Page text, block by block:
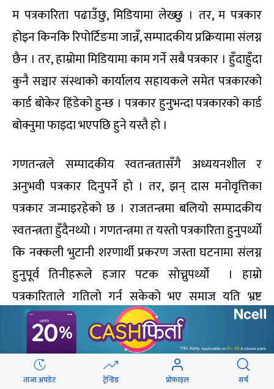
म पत्रकारिता पढाउँछु, मिडियामा लेख्छु । तर, म पत्रकार
होइन किनकि रिपोर्टिङमा जान्नँ, सम्पादकीय प्रक्रियामा संलग्न
छैन । तर, हाम्रोमा मिडियामा काम गर्ने सबै पत्रकार । हुँदाहुँदा
कुनै सञ्चार संस्थाको कार्यालय सहायकले समेत पत्रकारको
कार्ड बोकेर हिंडेको हुन्छ । पत्रकार हुनुभन्दा पत्रकारको कार्ड
बोक्नुमा फाइदा भएपछि हुने यस्तै हो ।
गणतन्त्रले सम्पादकीय स्वतन्त्रतासँगै अध्ययनशील र
अनुभवी पत्रकार दिनुपर्ने हो । तर, झन् दास मनोवृत्तिका
पत्रकार जन्माइरहेको छ । राजतन्त्रमा बलियो सम्पादकीय
स्वतन्त्रता हुँदैनथ्यो । गणतन्त्रमा त यस्तो पत्रकारिता हुनुपर्थ्यो
कि नक्कली भुटानी शरणार्थी प्रकरण जस्ता घटनामा संलग्न
हुनुपूर्व तिनीहरूले हजार पटक सोच्नुपर्थ्यो । हाम्रो
पत्रकारिताले गतिलो गर्न सकेको भए समाज यति भ्रष्ट
हुँदैनथ्यो । हामी ‘वाचडग’ भन्नेले नै राम्ररी आफ्नो काम गरेनौं ।
मिडियाले प्रयासै नगरेको होइन, तर यसकै आवाज विभाजित
र कमजोर भयो ।
ताजा अपडेट ट्रेन्डिङ प्रोफाइल सर्च